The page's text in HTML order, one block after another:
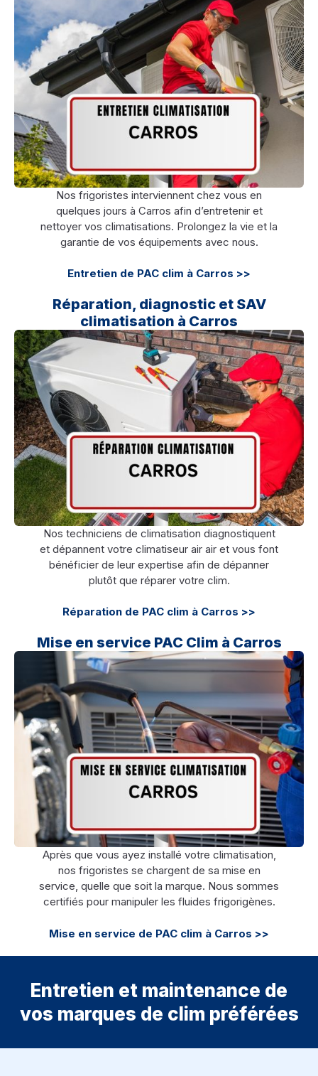
Nos frigoristes interviennent chez vous en
quelques jours à Carros afin d’entretenir et
nettoyer vos climatisations. Prolongez la vie et la
garantie de vos équipements avec nous.
Entretien de PAC clim à Carros >>
Réparation, diagnostic et SAV
climatisation à Carros
Nos techniciens de climatisation diagnostiquent
et dépannent votre climatiseur air air et vous font
bénéficier de leur expertise afin de dépanner
plutôt que réparer votre clim.
Réparation de PAC clim à Carros >>
Mise en service PAC Clim à Carros
Après que vous ayez installé votre climatisation,
nos frigoristes se chargent de sa mise en
service, quelle que soit la marque. Nous sommes
certifiés pour manipuler les fluides frigorigènes.
Mise en service de PAC clim à Carros >>
Entretien et maintenance de
vos marques de clim préférées